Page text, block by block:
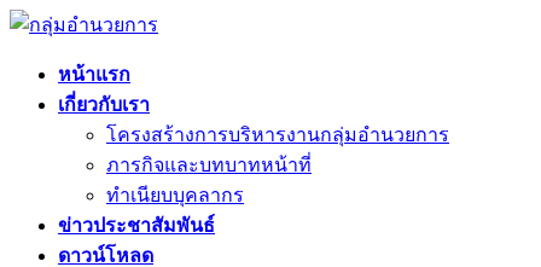
หน้าแรก
เกี่ยวกับเรา
โครงสร้างการบริหารงานกลุ่มอำนวยการ
ภารกิจและบทบาทหน้าที่
ทำเนียบบุคลากร
ข่าวประชาสัมพันธ์
ดาวน์โหลด